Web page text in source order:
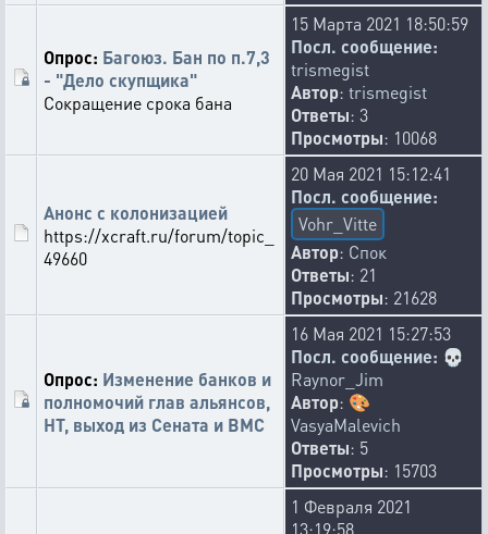
Опрос: Багоюз. Бан по п.7,3
- "Дело скупщика"
Сокращение срока бана
15 Марта 2021 18:50:59
Посл. сообщение:
trismegist
Автор: trismegist
Ответы: 3
Просмотры: 10068
Анонс с колонизацией
https://xcraft.ru/forum/topic_
49660
20 Мая 2021 15:12:41
Посл. сообщение:
Vohr_Vitte
Автор: Спок
Ответы: 21
Просмотры: 21628
Опрос: Изменение банков и
полномочий глав альянсов,
НТ, выход из Сената и ВМС
16 Мая 2021 15:27:53
Посл. сообщение: 💀
Raynor_Jim
Автор: 🎨
VasyaMalevich
Ответы: 5
Просмотры: 15703
1 Февраля 2021
13:19:58